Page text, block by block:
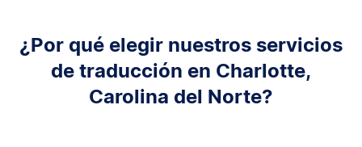
¿Por qué elegir nuestros servicios
de traducción en Charlotte,
Carolina del Norte?